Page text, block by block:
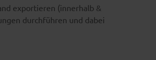
exportieren (innerhalb &
durchführen und dabei